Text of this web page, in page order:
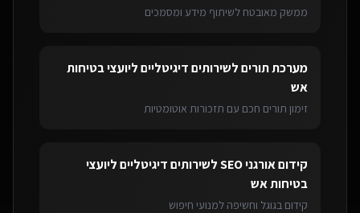
ממשק מאובטח לשיתוף מידע ומסמכים
מערכת תוריםלשירותים דיגיטליים ליועצי בטיחות
אש
זימון תורים חכם עם תזכורות אוטומטיות
קידום אורגני SEO לשירותים דיגיטליים ליועצי
בטיחות אש
קידום בגוגל וחשיפה למנועי חיפוש